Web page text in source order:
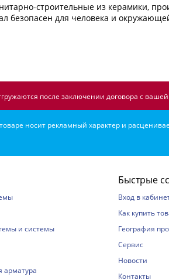
строительные из керамики,
безопасен для человека и
после заключении договора с
носит рекламный характер и
и системы
арматура
Быстрые
Вход в
Как купить
География
Сервис
Новости
Контакты